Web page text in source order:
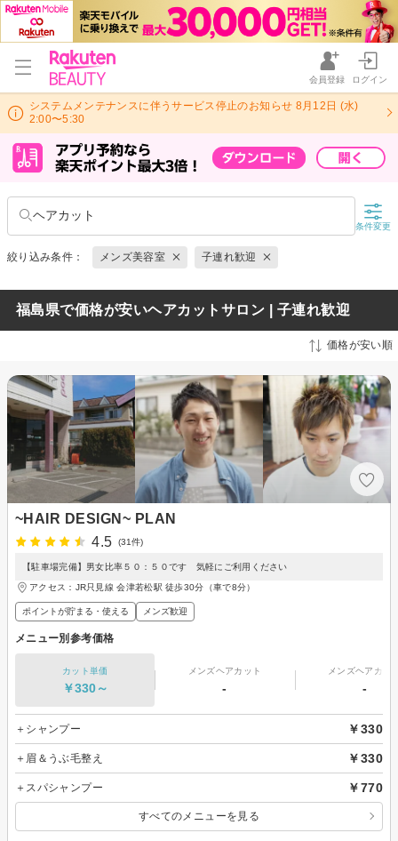
会員登録 ログイン
システムメンテナンスに伴うサービス停止のお知らせ 8月12日 (水)
2:00〜5:30
ヘアカット
条件変更
絞り込み条件： メンズ美容室 子連れ歓迎
福島県で価格が安いヘアカットサロン | 子連れ歓迎
価格が安い順
~HAIR DESIGN~ PLAN
4.5
(31件)
【駐車場完備】男女比率５０：５０です 気軽にご利用ください
アクセス：JR只見線 会津若松駅 徒歩30分（車で8分）
ポイントが貯まる・使える メンズ歓迎
メニュー別参考価格
カット単価
￥330～
メンズヘアカット
-
メンズヘアカラ
-
＋シャンプー ￥330
＋眉＆うぶ毛整え ￥330
＋スパシャンプー ￥770
すべてのメニューを見る